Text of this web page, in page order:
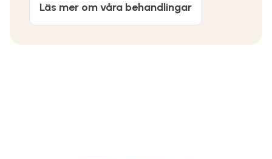
Läs mer om våra behandlingar